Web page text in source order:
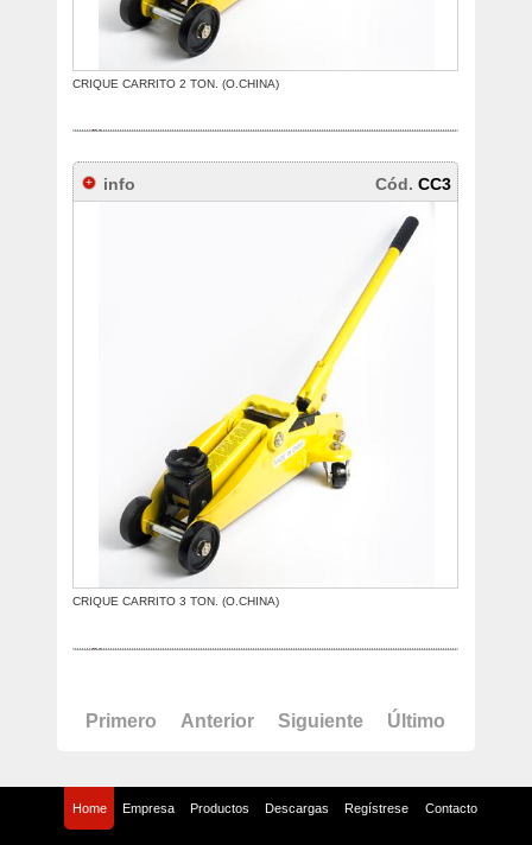
CRIQUE CARRITO 2 TON. (O.CHINA)
info Cód.CC3
CRIQUE CARRITO 3 TON. (O.CHINA)
Primero Anterior Siguiente Último
Home Empresa Productos Descargas Regístrese Contacto